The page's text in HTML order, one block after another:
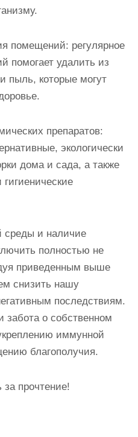
помещений: регулярное
помогает удалить из
пыль, которые могут
препаратов:
экологически
дома и сада, а также
среды и наличие
полностью не
приведенным выше
снизить нашу
последствиям.
забота о собственном
иммунной
благополучия.
прочтение!